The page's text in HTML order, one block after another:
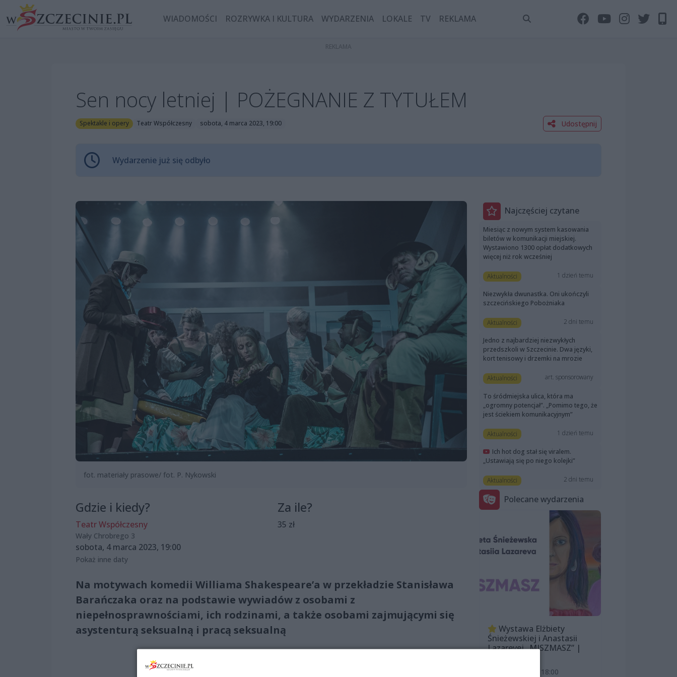
WIADOMOŚCI ROZRYWKA I KULTURA WYDARZENIA LOKALE TV REKLAMA
Sen nocy letniej | POŻEGNANIE Z TYTUŁEM
Spektakle i opery Teatr Współczesny sobota, 4 marca 2023, 19:00 Udostępnij
Wydarzenie już się odbyło
fot. materiały prasowe/ fot. P. Nykowski
Gdzie i kiedy?
Teatr Współczesny
Wały Chrobrego 3
sobota, 4 marca 2023, 19:00
Za ile?
35 zł
Pokaż inne daty
Na motywach komedii Williama Shakespeare’a w przekładzie Stanisława
Barańczaka oraz na podstawie wywiadów z osobami z
niepełnosprawnościami, ich rodzinami, a także osobami zajmującymi się
asystenturą seksualną i pracą seksualną
Najczęściej czytane
Miesiąc z nowym system kasowania
biletów w komunikacji miejskiej.
Wystawiono 1300 opłat dodatkowych
więcej niż rok wcześniej
Aktualności 1 dzień temu
Niezwykła dwunastka. Oni ukończyli
szczecińskiego Pobożniaka
Aktualności 2 dni temu
Jedno z najbardziej niezwykłych
przedszkoli w Szczecinie. Dwa języki,
kort tenisowy i drzemki na mrozie
Aktualności art. sponsorowany
To śródmiejska ulica, która ma
„ogromny potencjał”. „Pomimo tego, że
jest ściekiem komunikacyjnym”
Aktualności 1 dzień temu
Ich hot dog stał się viralem.
„Ustawiają się po niego kolejki”
Aktualności 2 dni temu
Polecane wydarzenia
Wystawa Elżbiety
Śnieżewskiej i Anastasii
Lazarevej „MISZMASZ” |
7 sierpnia 2026, 18:00